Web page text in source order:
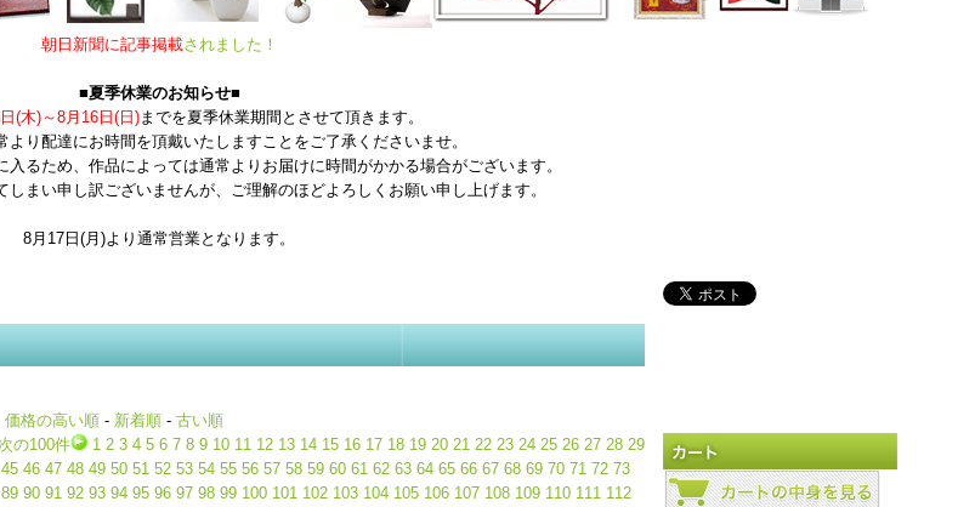
朝日新聞に記事掲載されました！
■夏季休業のお知らせ■
(木)～8月16日(日)までを夏季休業期間とさせて頂きます。
より配達にお時間を頂戴いたしますことをご了承くださいませ。
るため、作品によっては通常よりお届けに時間がかかる場合がございます。
まい申し訳ございませんが、ご理解のほどよろしくお願い申し上げます。
8月17日(月)より通常営業となります。
価格の高い順 - 新着順 - 古い順
次の100件 1 2 3 4 5 6 7 8 9 10 11 12 13 14 15 16 17 18 19 20 21 22 23 24 25 26 27 28 29
45 46 47 48 49 50 51 52 53 54 55 56 57 58 59 60 61 62 63 64 65 66 67 68 69 70 71 72 73
89 90 91 92 93 94 95 96 97 98 99 100 101 102 103 104 105 106 107 108 109 110 111 112